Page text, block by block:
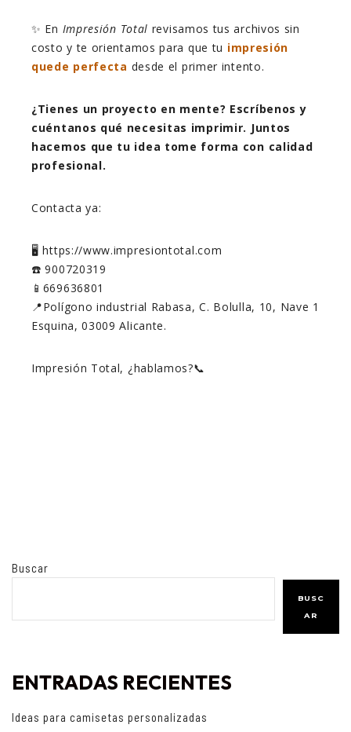
✨ En Impresión Total revisamos tus archivos sin
costo y te orientamos para que tu impresión
quede perfecta desde el primer intento.
¿Tienes un proyecto en mente? Escríbenos y
cuéntanos qué necesitas imprimir. Juntos
hacemos que tu idea tome forma con calidad
profesional.
Contacta ya:
🖥️ https://www.impresiontotal.com
☎️ 900720319
📱669636801
📍Polígono industrial Rabasa, C. Bolulla, 10, Nave 1
Esquina, 03009 Alicante.
Impresión Total, ¿hablamos?📞
Buscar
BUSC
AR
ENTRADAS RECIENTES
Ideas para camisetas personalizadas